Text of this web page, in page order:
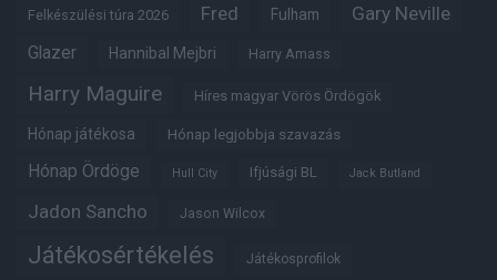
Felkészülési túra 2026 Fred Fulham Gary Neville
Glazer Hannibal Mejbri Harry Amass
Harry Maguire Híres magyar Vörös Ördögök
Hónap játékosa Hónap legjobbja szavazás
Hónap Ördöge Hull City Ifjúsági BL Jack Butland
Jadon Sancho Jason Wilcox
Játékosértékelés Játékosprofilok